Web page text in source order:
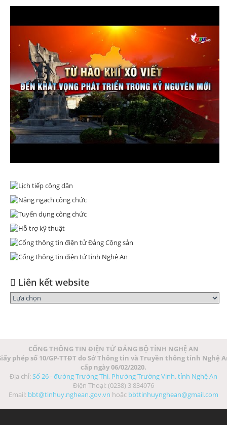
Liên kết website
CỔNG THÔNG TIN ĐIỆN TỬ ĐẢNG BỘ TỈNH NGHỆ AN
phép số 10/GP-TTĐT do Sở Thông tin và Truyền thông tỉnh Nghệ
cấp ngày 06/02/2020.
Địa chỉ: Số 26 - đường Trường Thi, Phường Trường Vinh, tỉnh Nghệ An
Điện Thoại: (0238) 3 834976
Email: bbt@tinhuy.nghean.gov.vn hoặc bbttinhuynghean@gmail.com